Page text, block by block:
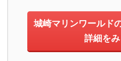
城崎マリンワールド
詳細を